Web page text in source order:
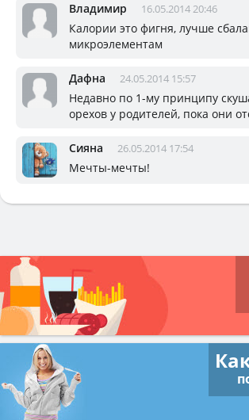
Владимир 16.05.2014 20:46
Калории это фигня, лучше
микроэлементам
Дафна 24.05.2014 15:57
Недавно по 1-му принципу
орехов у родителей, пока они
Сияна 26.05.2014 17:54
Мечты-мечты!